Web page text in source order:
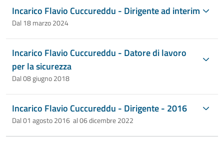
Incarico Flavio Cuccureddu - Dirigente ad interim
Dal 18 marzo 2024
Incarico Flavio Cuccureddu - Datore di lavoro
per la sicurezza
Dal 08 giugno 2018
Incarico Flavio Cuccureddu - Dirigente - 2016
Dal 01 agosto 2016 al 06 dicembre 2022